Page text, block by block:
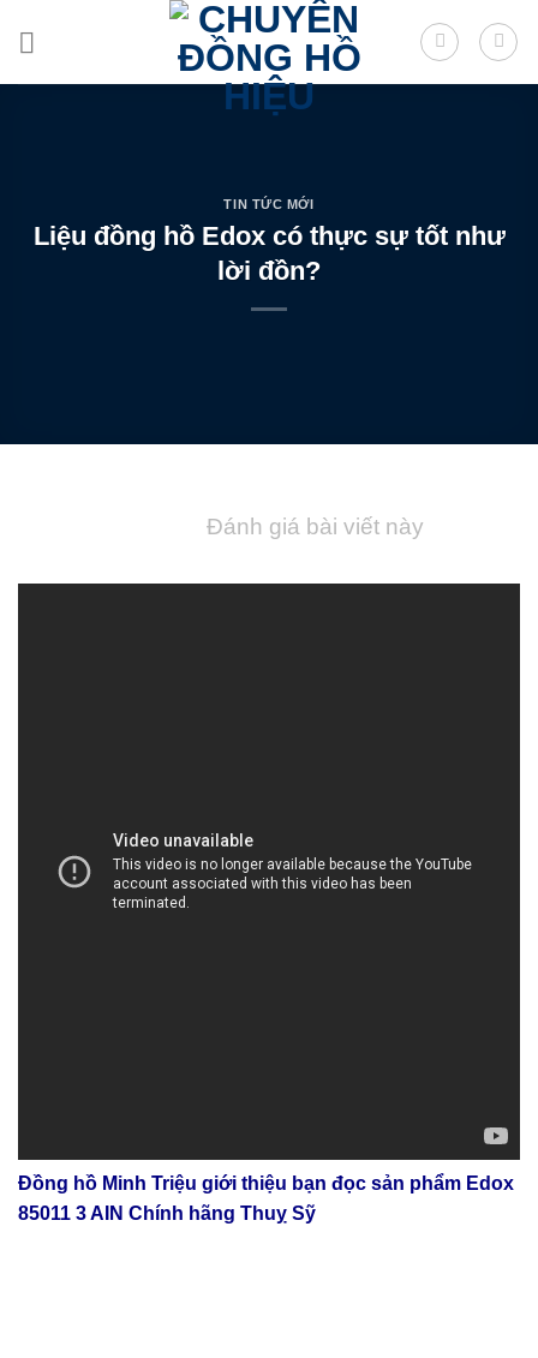
TIN TỨC MỚI
Liệu đồng hồ Edox có thực sự tốt như
lời đồn?
Đánh giá bài viết này
Đồng hồ Minh Triệu giới thiệu bạn đọc sản phẩm Edox
85011 3 AIN Chính hãng Thuỵ Sỹ